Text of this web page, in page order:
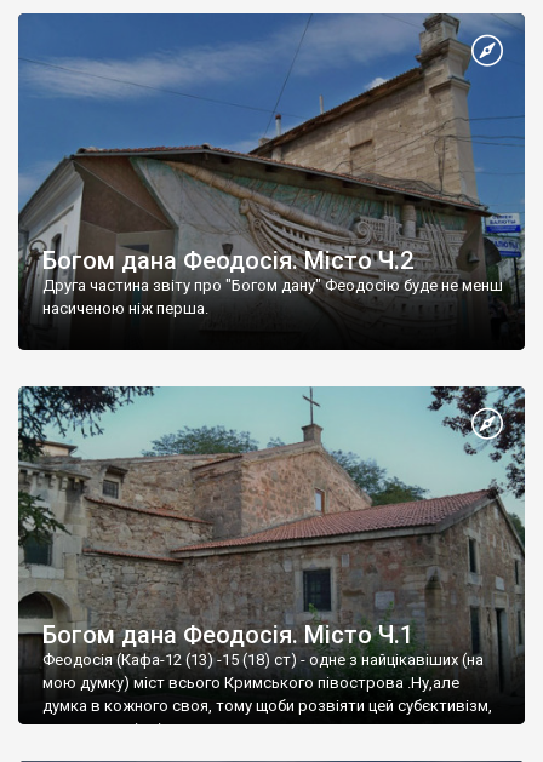
Богом дана Феодосія. Місто Ч.2
Друга частина звіту про "Богом дану" Феодосію буде не менш
насиченою ніж перша.
Богом дана Феодосія. Місто Ч.1
Феодосія (Кафа-12 (13) -15 (18) ст) - одне з найцікавіших (на
мою думку) міст всього Кримського півострова .Ну,але
думка в кожного своя, тому щоби розвіяти цей субєктивізм,
запрошую відвідати це